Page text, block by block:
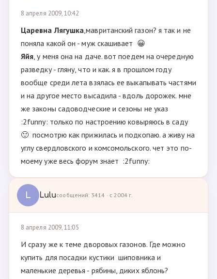
8 апреля 2009, 10:42
Царевна Лягушка,мавританский газон? я так и не
поняла какой он - муж скашивает 😀
Яйя, у меня она на даче. вот поедем на очередную
разведку - гляну, что и как. я в прошлом году
вообще среди лета взялась ее выкапывать частями
и на другое место высадила - вдоль дорожек. мне
же законы садоводческие и сезоны не указ
:2funny: только по настроению ковыряюсь в саду
🙂 посмотрю как прижилась и подкопаю. а живу на
углу свердловского и комсомольского. чет это по-
моему уже весь форум знает :2funny:
L Luluсообщений: 3414 · с 2004 г.
8 апреля 2009, 11:05
И сразу же к теме дворовых газонов. Где можно
купить для посадки кустики шиповника и
маленькие деревья - рябины, диких яблонь?